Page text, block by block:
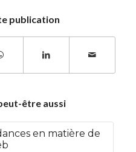
publication
être aussi
en matière de